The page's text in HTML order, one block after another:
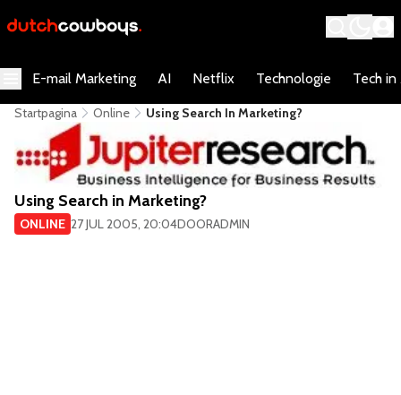
E-mail Marketing AI Netflix Technologie Tech in
Startpagina Online Using Search In Marketing?
Using Search in Marketing?
ONLINE 27 JUL 2005, 20:04DOORADMIN